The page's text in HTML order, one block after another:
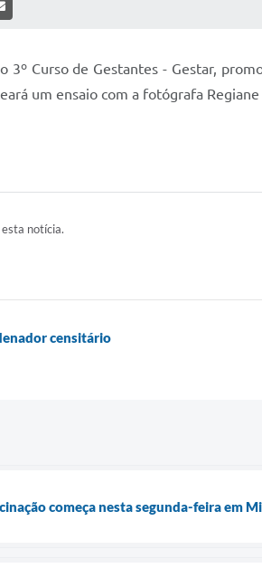
MÍDIAS
3º Curso de Gestantes - Gestar,
um ensaio com a fotógrafa Regiane
notícia.
censitário
começa nesta segunda-feira em